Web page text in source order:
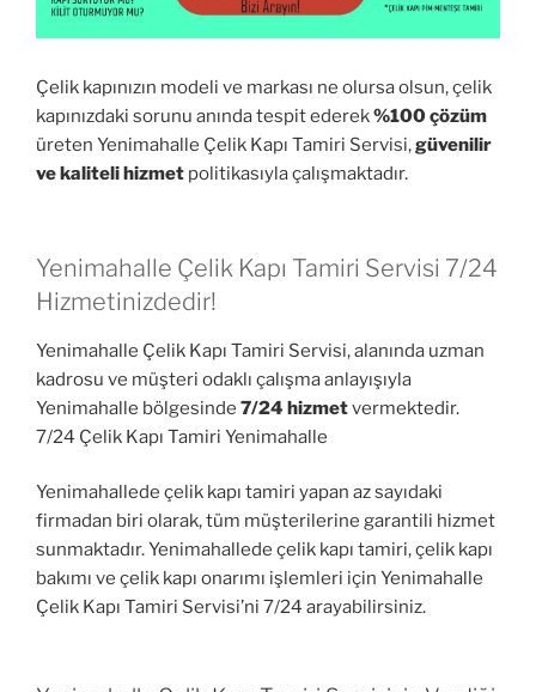
Çelik kapınızın modeli ve markası ne olursa olsun, çelik
kapınızdaki sorunu anında tespit ederek%100 çözüm
üreten Yenimahalle Çelik Kapı Tamiri Servisi,güvenilir
ve kaliteli hizmet politikasıyla çalışmaktadır.
Yenimahalle Çelik Kapı Tamiri Servisi 7/24
Hizmetinizdedir!
Yenimahalle Çelik Kapı Tamiri Servisi, alanında uzman
kadrosu ve müşteri odaklı çalışma anlayışıyla
Yenimahalle bölgesinde 7/24 hizmetvermektedir.
7/24 Çelik Kapı Tamiri Yenimahalle
Yenimahallede çelik kapı tamiri yapan az sayıdaki
firmadan biri olarak, tüm müşterilerine garantili hizmet
sunmaktadır. Yenimahallede çelik kapı tamiri, çelik kapı
bakımı ve çelik kapı onarımı işlemleri için Yenimahalle
Çelik Kapı Tamiri Servisi’ni 7/24 arayabilirsiniz.